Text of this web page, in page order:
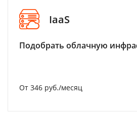
IaaS
Подобрать облачную
От 346 руб./месяц